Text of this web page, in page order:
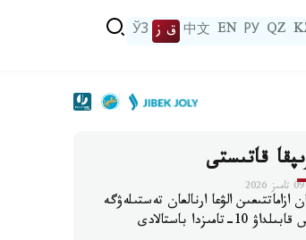
QZ
РУ
EN
中文 ق ز ЎЗ
قاتىستى
ازاماتتىعىن الۋعا ارنالعان تەستىلەۋگە
10-تامىزدا باستالادى